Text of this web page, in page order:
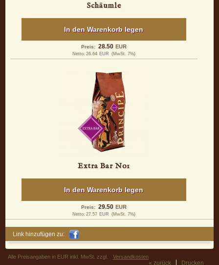
Schäumle
In den Warenkorb legen
Preis: 28.50 EUR
Netto: 26.64 EUR (MwSt. 7%)
Extra Bar No1
In den Warenkorb legen
Preis: 29.50 EUR
Netto: 27.57 EUR (MwSt. 7%)
Link hinzufügen zu:
Alle Preisangaben in EUR inkl. MwSt. zzgl. Versandkosten
Drucken
« zurück